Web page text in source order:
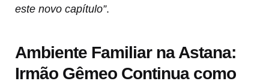
este novo capítulo”.
Ambiente Familiar na Astana:
Irmão Gêmeo Continua como